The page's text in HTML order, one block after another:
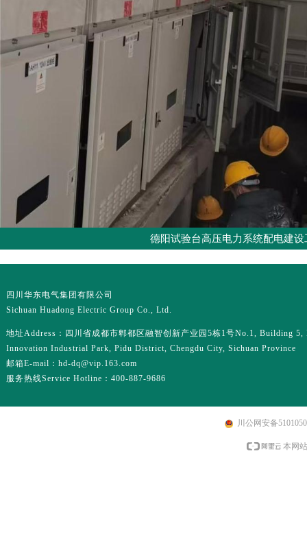
德阳试验台高压电力系统配电建设
四川华东电气集团有限公司
Sichuan Huadong Electric Group Co., Ltd.
地址Address：四川省成都市郫都区融智创新产业园5栋1号No.1, Building 5,
Innovation Industrial Park, Pidu District, Chengdu City, Sichuan Province
邮箱E-mail：hd-dq@vip.163.com
服务热线Service Hotline：400-887-9686
川公网安备
本网